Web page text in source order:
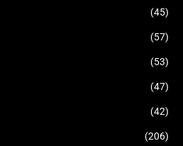
(45)
(57)
(53)
(47)
(42)
(206)